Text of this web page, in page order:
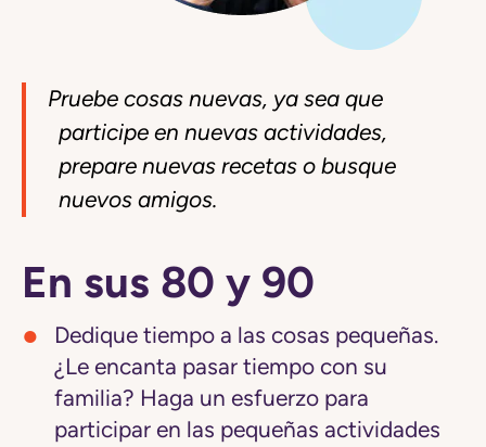
Pruebe cosas nuevas, ya sea que
participe en nuevas actividades,
prepare nuevas recetas o busque
nuevos amigos.
En sus 80 y 90
Dedique tiempo a las cosas pequeñas.
¿Le encanta pasar tiempo con su
familia? Haga un esfuerzo para
participar en las pequeñas actividades